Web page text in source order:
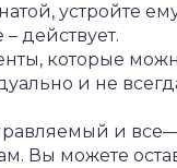
, устройте
– действует.
, которые
и не
и все
. Вы можете